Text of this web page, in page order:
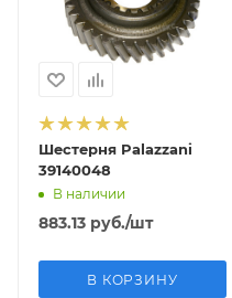
Шестерня Palazzani
39140048
В наличии
883.13 руб./шт
В КОРЗИНУ